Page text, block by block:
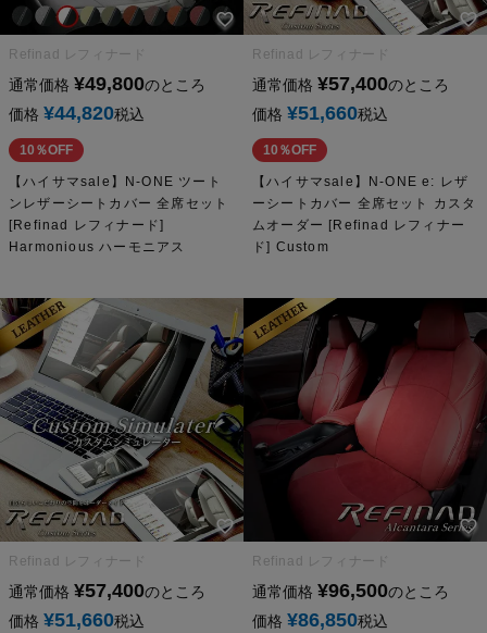
Refinad レフィナード
通常価格 ¥49,800のところ
価格 ¥44,820税込
10％OFF
【ハイサマsale】N-ONE ツート
ンレザーシートカバー 全席セット
[Refinad レフィナード]
Harmonious ハーモニアス
Refinad レフィナード
通常価格 ¥57,400のところ
価格 ¥51,660税込
10％OFF
【ハイサマsale】N-ONE e: レザ
ーシートカバー 全席セット カスタ
ムオーダー [Refinad レフィナー
ド] Custom
Refinad レフィナード
通常価格 ¥57,400のところ
価格 ¥51,660税込
Refinad レフィナード
通常価格 ¥96,500のところ
価格 ¥86,850税込